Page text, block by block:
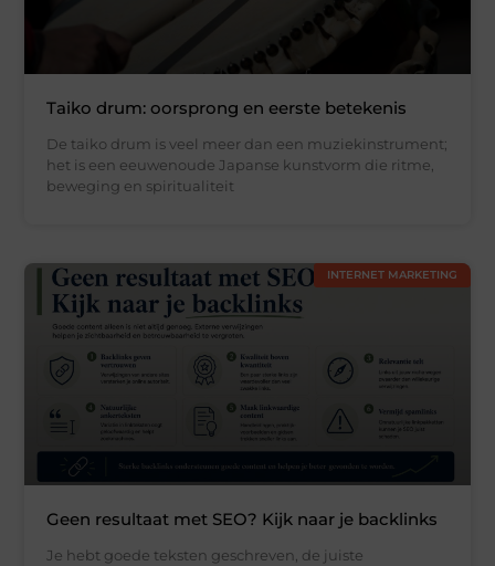
Taiko drum: oorsprong en eerste betekenis
De taiko drum is veel meer dan een muziekinstrument;
het is een eeuwenoude Japanse kunstvorm die ritme,
beweging en spiritualiteit
INTERNET MARKETING
Geen resultaat met SEO? Kijk naar je backlinks
Je hebt goede teksten geschreven, de juiste